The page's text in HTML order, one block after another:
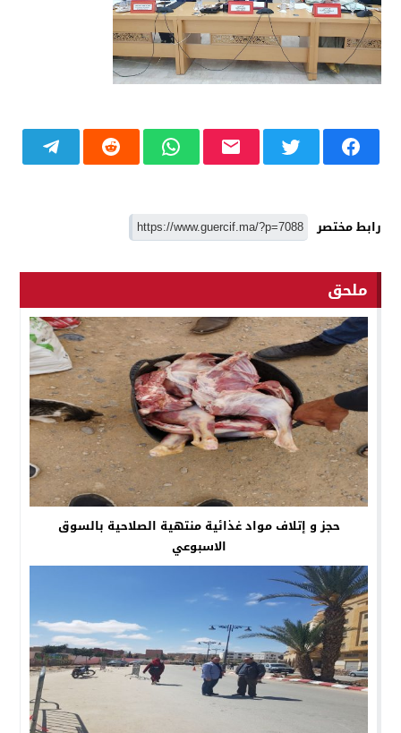
رابط مختصر
ملحق
حجز و إتلاف مواد غذائية منتهية الصلاحية بالسوق
الاسبوعي